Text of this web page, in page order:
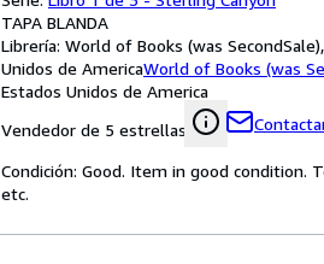
TAPA BLANDA
Librería: World of Books (was
Unidos de AmericaWorld of Books (was
Estados Unidos de America
Vendedor de 5 estrellas
Condición: Good. Item in good condition.
etc.